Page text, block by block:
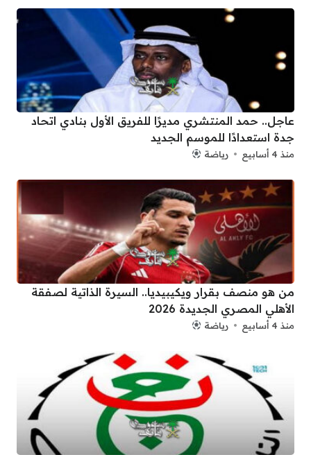
عاجل.. حمد المنتشري مديرًا للفريق الأول بنادي اتحاد
جدة استعدادًا للموسم الجديد
منذ 4 أسابيع رياضة
من هو منصف بقرار ويكيبيديا.. السيرة الذاتية لصفقة
الأهلي المصري الجديدة 2026
منذ 4 أسابيع رياضة